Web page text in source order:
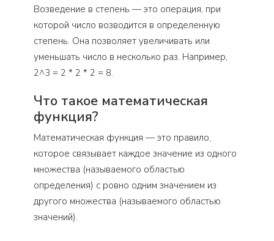
Возведение в степень — это операция, при
которой число возводится в определенную
степень. Она позволяет увеличивать или
уменьшать число в несколько раз. Например,
2^3 = 2 * 2 * 2 = 8.
Что такое математическая
функция?
Математическая функция — это правило,
которое связывает каждое значение из одного
множества (называемого областью
определения) с ровно одним значением из
другого множества (называемого областью
значений).